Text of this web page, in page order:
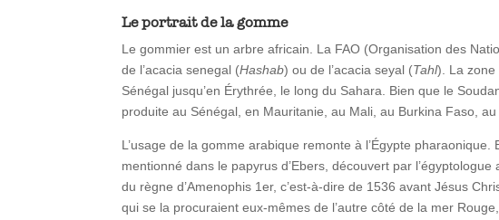
Le portrait de la gomme
Le gommier est un arbre africain. La FAO (Organisation des
de l’acacia senegal (Hashab) ou de l’acacia seyal (Tahl). La zone
Sénégal jusqu’en Érythrée, le long du Sahara. Bien que le
produite au Sénégal, en Mauritanie, au Mali, au Burkina Faso,
L’usage de la gomme arabique remonte à l’Égypte
mentionné dans le papyrus d’Ebers, découvert par
du règne d’Amenophis 1er, c’est-à-dire de 1536 avant Jésus
qui se la procuraient eux-mêmes de l’autre côté de la mer